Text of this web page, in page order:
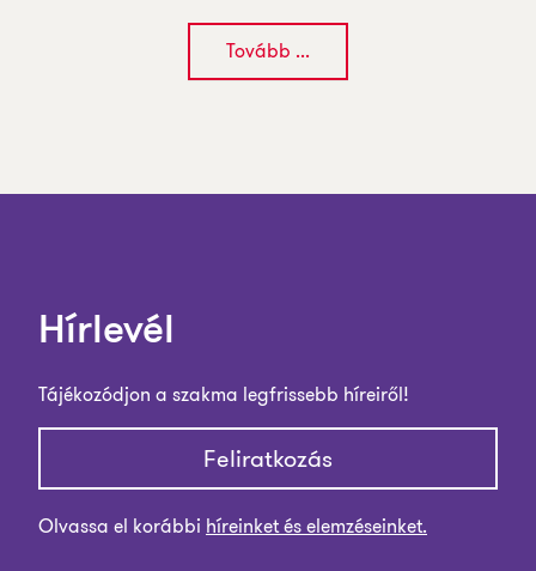
Tovább ...
Hírlevél
Tájékozódjon a szakma legfrissebb híreiről!
Feliratkozás
Olvassa el korábbi híreinket és elemzéseinket.